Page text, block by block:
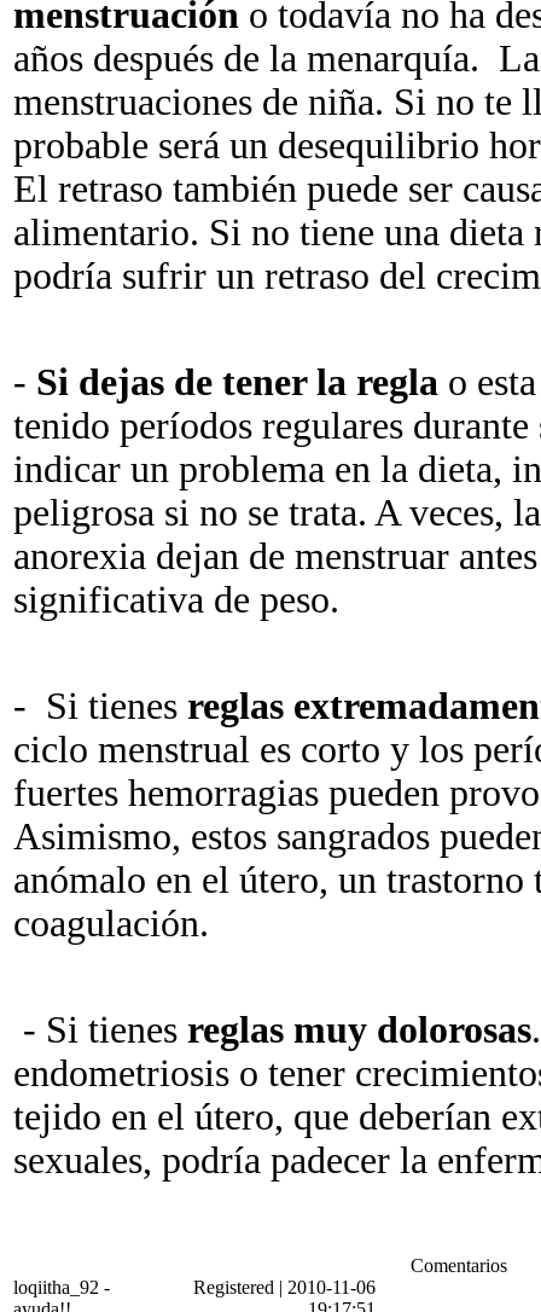
menstruación o todavía no ha
años después de la menarquía.
menstruaciones de niña. Si no te
probable será un desequilibrio
El retraso también puede ser
alimentario. Si no tiene una
podría sufrir un retraso del
- Si dejas de tener la regla o
tenido períodos regulares
indicar un problema en la dieta,
peligrosa si no se trata. A veces,
anorexia dejan de menstruar
significativa de peso.
- Si tienes reglas
ciclo menstrual es corto y los
fuertes hemorragias pueden
Asimismo, estos sangrados
anómalo en el útero, un
coagulación.
- Si tienes reglas muy dolorosas
endometriosis o tener
tejido en el útero, que deberían
sexuales, podría padecer la
Comentarios
loqiitha_92 -
Registered | 2010-11-06